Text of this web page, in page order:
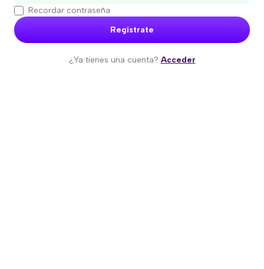
Recordar contraseña
Regístrate
¿Ya tienes una cuenta? Acceder